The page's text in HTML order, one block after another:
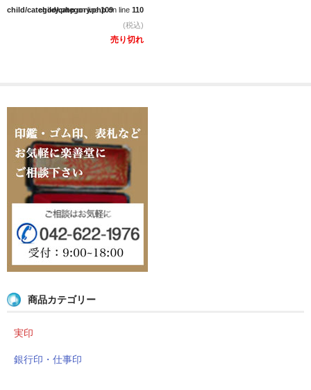
child/category.phpon line109
child/category.phpon line 110
(税込)
売り切れ
商品カテゴリー
実印
銀行印・仕事印